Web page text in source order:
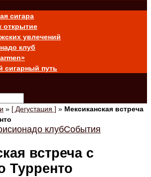
сигара
открытие
увлечений
клуб
сигарный путь
» [ Дегустация ] » Мексиканская встреча
клубСобытия
встреча с
Турренто